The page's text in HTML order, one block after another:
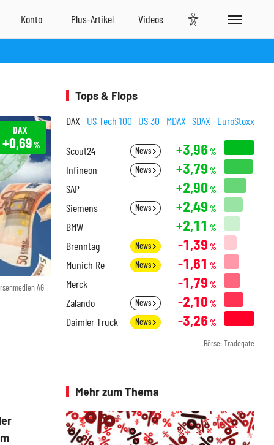
AG
DAX
+0,69%
Tops & Flops
DAX US Tech 100 US 30 MDAX SDAX EuroStoxx
Scout24 News +3,96 %
Infineon News +3,79 %
SAP +2,90 %
Siemens News +2,49 %
BMW +2,11 %
Brenntag News -1,39 %
Munich Re News -1,61 %
Merck -1,79 %
Zalando News -2,10 %
Daimler Truck News -3,26 %
Börse: Tradegate
Mehr zum Thema